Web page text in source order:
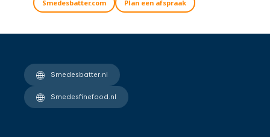
Smedesbatter.com Plan een afspraak
Smedesbatter.nl
Smedesfinefood.nl